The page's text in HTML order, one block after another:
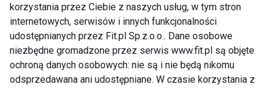
Systemu Ochrony Zdrowia w 2010 roku nadal
utrzyma się tendencja zniżkowa zarówno w
przypadku wartości sprzedaży, ilości sprzedanych
opakowań, jak i ceny pojedynczego opakowania
preparatów przeciwko nadciśnieniu. Z kolei rok 2011
korzystania przez Ciebie z naszych usług, w tym stron
internetowych, serwisów i innych funkcjonalności
udostępnianych przez Fit.pl Sp.z.o.o.. Dane osobowe
niezbędne gromadzone przez serwis www.fit.pl są objęte
ochroną danych osobowych: nie są i nie będą nikomu
odsprzedawana ani udostępniane. W czasie korzystania z